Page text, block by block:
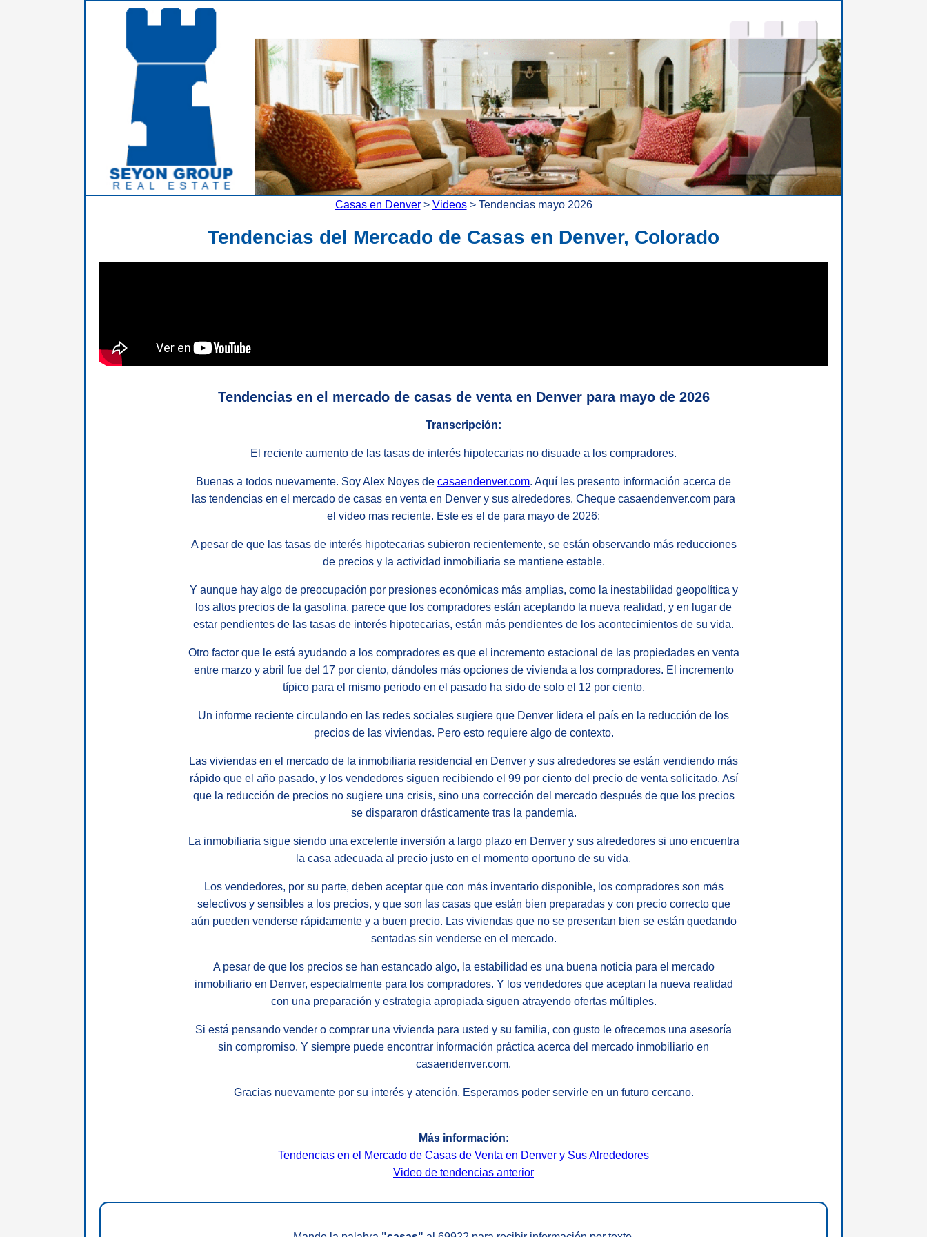
Casas en Denver> Videos> Tendencias mayo 2026
Tendencias del Mercado de Casas en Denver, Colorado
Tendencias en el mercado de casas de venta en Denver para mayo de 2026
Transcripción:
El reciente aumento de las tasas de interés hipotecarias no disuade a los compradores.
Buenas a todos nuevamente. Soy Alex Noyes de casaendenver.com. Aquí les presento información acerca de
las tendencias en el mercado de casas en venta en Denver y sus alrededores. Cheque casaendenver.com para
el video mas reciente. Este es el de para mayo de 2026:
A pesar de que las tasas de interés hipotecarias subieron recientemente, se están observando más reducciones
de precios y la actividad inmobiliaria se mantiene estable.
Y aunque hay algo de preocupación por presiones económicas más amplias, como la inestabilidad geopolítica y
los altos precios de la gasolina, parece que los compradores están aceptando la nueva realidad, y en lugar de
estar pendientes de las tasas de interés hipotecarias, están más pendientes de los acontecimientos de su vida.
Otro factor que le está ayudando a los compradores es que el incremento estacional de las propiedades en venta
entre marzo y abril fue del 17 por ciento, dándoles más opciones de vivienda a los compradores. El incremento
típico para el mismo periodo en el pasado ha sido de solo el 12 por ciento.
Un informe reciente circulando en las redes sociales sugiere que Denver lidera el país en la reducción de los
precios de las viviendas. Pero esto requiere algo de contexto.
Las viviendas en el mercado de la inmobiliaria residencial en Denver y sus alrededores se están vendiendo más
rápido que el año pasado, y los vendedores siguen recibiendo el 99 por ciento del precio de venta solicitado. Así
que la reducción de precios no sugiere una crisis, sino una corrección del mercado después de que los precios
se dispararon drásticamente tras la pandemia.
La inmobiliaria sigue siendo una excelente inversión a largo plazo en Denver y sus alrededores si uno encuentra
la casa adecuada al precio justo en el momento oportuno de su vida.
Los vendedores, por su parte, deben aceptar que con más inventario disponible, los compradores son más
selectivos y sensibles a los precios, y que son las casas que están bien preparadas y con precio correcto que
aún pueden venderse rápidamente y a buen precio. Las viviendas que no se presentan bien se están quedando
sentadas sin venderse en el mercado.
A pesar de que los precios se han estancado algo, la estabilidad es una buena noticia para el mercado
inmobiliario en Denver, especialmente para los compradores. Y los vendedores que aceptan la nueva realidad
con una preparación y estrategia apropiada siguen atrayendo ofertas múltiples.
Si está pensando vender o comprar una vivienda para usted y su familia, con gusto le ofrecemos una asesoría
sin compromiso. Y siempre puede encontrar información práctica acerca del mercado inmobiliario en
casaendenver.com.
Gracias nuevamente por su interés y atención. Esperamos poder servirle en un futuro cercano.
Más información:
Tendencias en el Mercado de Casas de Venta en Denver y Sus Alrededores
Video de tendencias anterior